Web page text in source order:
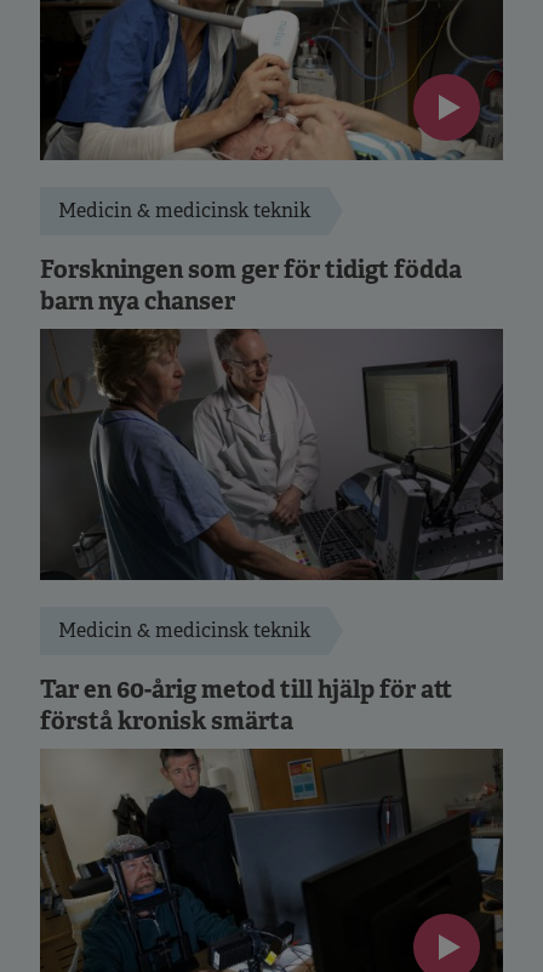
Medicin & medicinsk teknik
Forskningen som ger för tidigt födda
barn nya chanser
Medicin & medicinsk teknik
Tar en 60-årig metod till hjälp för att
förstå kronisk smärta